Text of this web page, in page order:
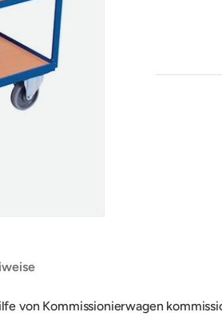
von Kommissionierwagen